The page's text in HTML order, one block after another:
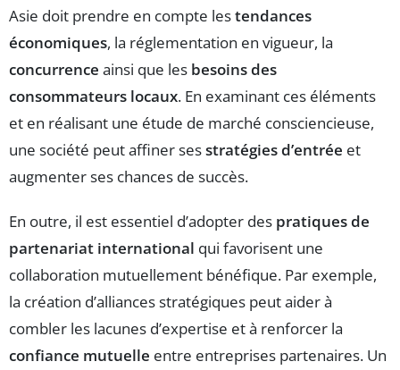
Asie doit prendre en compte lestendances
économiques, la réglementation en vigueur, la
concurrence ainsi que les besoins des
consommateurs locaux. En examinant ces éléments
et en réalisant une étude de marché consciencieuse,
une société peut affiner sesstratégies d’entrée et
augmenter ses chances de succès.
En outre, il est essentiel d’adopter des pratiques de
partenariat international qui favorisent une
collaboration mutuellement bénéfique. Par exemple,
la création d’alliances stratégiques peut aider à
combler les lacunes d’expertise et à renforcer la
confiance mutuelle entre entreprises partenaires. Un